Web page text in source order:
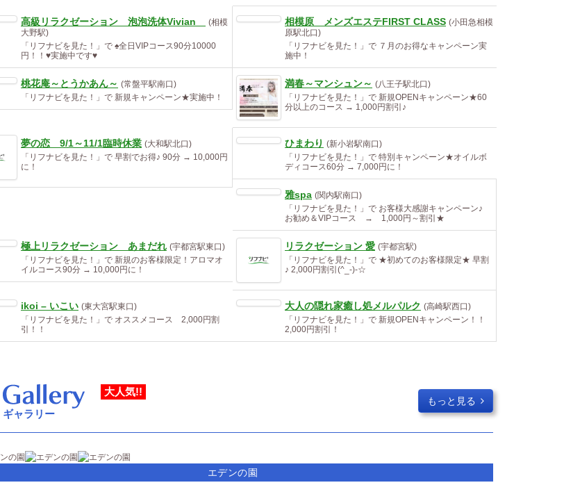
高級リラクゼーション 泡泡洗体Vivian
(相模
大野駅)
「リフナビを見た！」で ♠️全日VIPコース90分10000
円！！♥️実施中です♥️
相模原 メンズエステFIRST CLASS (小田急相模
原駅北口)
「リフナビを見た！」で ７月のお得なキャンペーン実
施中！
桃花庵～とうかあん～ (常盤平駅南口)
「リフナビを見た！」で 新規キャンペーン★実施中！
満春～マンシュン～ (八王子駅北口)
「リフナビを見た！」で 新規OPENキャンペーン★60
分以上のコース → 1,000円割引♪
夢の恋 9/1～11/1臨時休業 (大和駅北口)
「リフナビを見た！」で 早割でお得♪ 90分 → 10,000円
に！
ひまわり (新小岩駅南口)
「リフナビを見た！」で 特別キャンペーン★オイルボ
ディコース60分 → 7,000円に！
雅spa (関内駅南口)
「リフナビを見た！」で お客様大感謝キャンペーン♪
お勧め＆VIPコース → 1,000円～割引★
極上リラクゼーション あまだれ (宇都宮駅東口)
「リフナビを見た！」で 新規のお客様限定！アロマオ
イルコース90分 → 10,000円に！
リラクゼーション 愛 (宇都宮駅)
「リフナビを見た！」で ★初めてのお客様限定★ 早割
♪ 2,000円割引(^_-)-☆
ikoi – いこい (東大宮駅東口)
「リフナビを見た！」で オススメコース 2,000円割
引！！
大人の隠れ家癒し処メルパルク (高崎駅西口)
「リフナビを見た！」で 新規OPENキャンペーン！！
2,000円割引！
大人気!!
ギャラリー
もっと見る
エデンの園